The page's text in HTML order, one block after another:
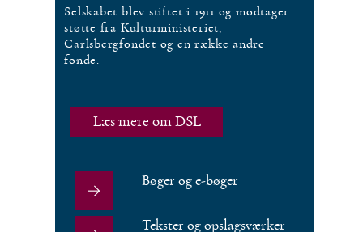
Selskabet blev stiftet i 1911 og modtager
støtte fra Kulturministeriet,
Carlsbergfondet og en række andre
fonde.
Læs mere om DSL
Bøger og e-bøger
Tekster og opslagsværker